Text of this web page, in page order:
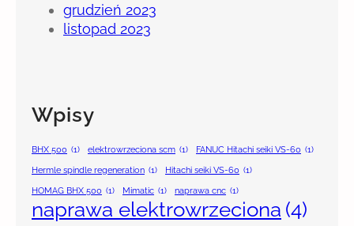
grudzień 2023
listopad 2023
Wpisy
BHX 500 (1) elektrowrzeciona scm (1) FANUC Hitachi seiki VS-60 (1)
Hermle spindle regeneration (1) Hitachi seiki VS-60 (1)
HOMAG BHX 500 (1) Mimatic (1) naprawa cnc (1)
naprawa elektrowrzeciona (4)